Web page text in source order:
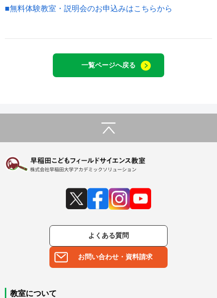
■無料体験教室・説明会のお申込みはこちらから
一覧ページへ戻る
よくある質問
お問い合わせ・資料請求
教室について